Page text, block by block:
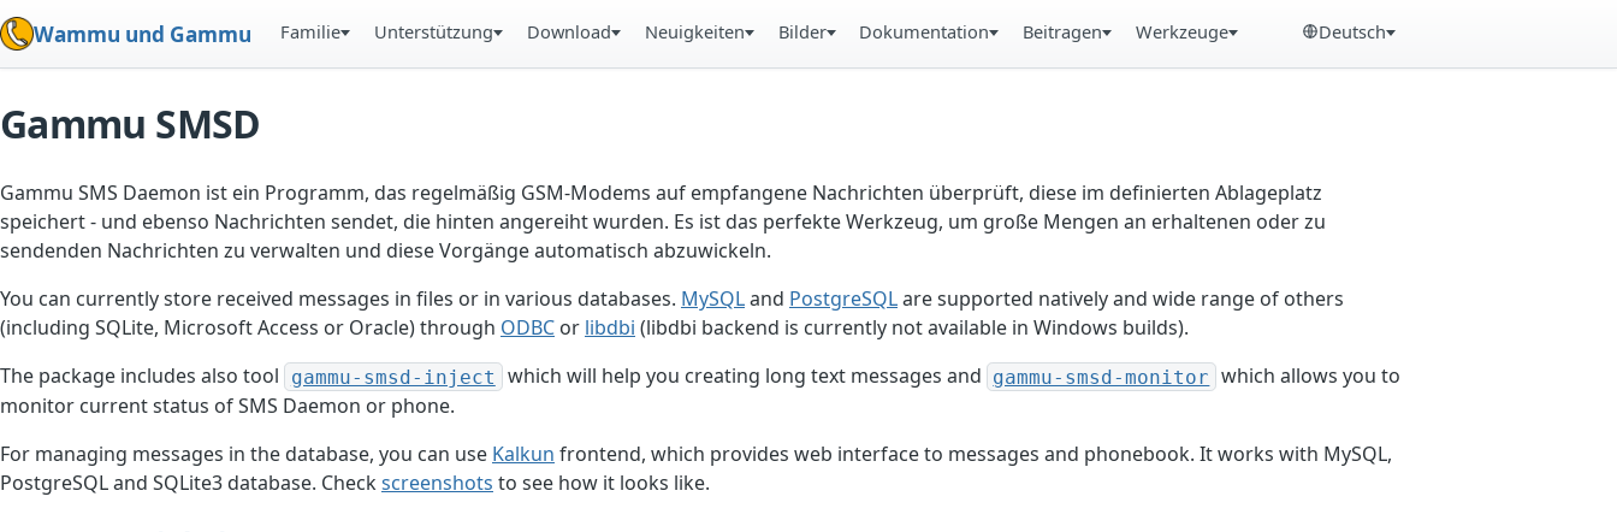
Wammu und Gammu Familie Unterstützung Download Neuigkeiten Bilder Dokumentation Beitragen Werkzeuge Deutsch
Gammu SMSD
Gammu SMS Daemon ist ein Programm, das regelmäßig GSM-Modems auf empfangene Nachrichten überprüft, diese im definierten Ablageplatz
speichert - und ebenso Nachrichten sendet, die hinten angereiht wurden. Es ist das perfekte Werkzeug, um große Mengen an erhaltenen oder zu
sendenden Nachrichten zu verwalten und diese Vorgänge automatisch abzuwickeln.
You can currently store received messages in files or in various databases. MySQLand PostgreSQLare supported natively and wide range of others
(including SQLite, Microsoft Access or Oracle) through ODBC or libdbi (libdbi backend is currently not available in Windows builds).
The package includes also tool
gammu-smsd-inject which will help you creating long text messages and gammu-smsd-monitor which allows you to
monitor current status of SMS Daemon or phone.
For managing messages in the database, you can use Kalkun frontend, which provides web interface to messages and phonebook. It works with MySQL,
PostgreSQL and SQLite3 database. Checkscreenshots to see how it looks like.